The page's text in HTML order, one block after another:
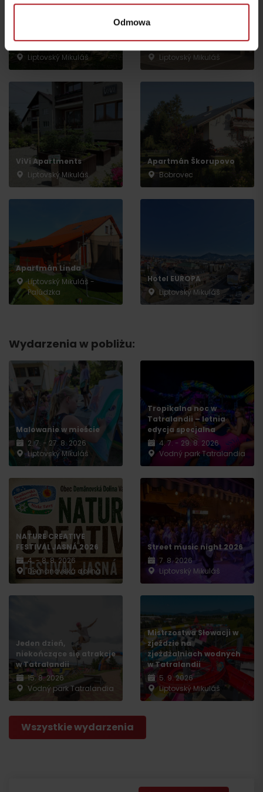
Odmowa
Privát Horička
Liptovský Mikuláš
Penzión AJDA
Liptovský Mikuláš
ViVi Apartments
Liptovský Mikuláš
Apartmán Škorupovo
Bobrovec
Apartmán Linda
Liptovský Mikuláš -
Palúdzka
Hotel EUROPA
Liptovský Mikuláš
Wydarzenia w pobliżu:
Malowanie w mieście
2. 7. - 27. 8. 2026
Liptovský Mikuláš
Tropikalna noc w
Tatralandii – letnia
edycja specjalna
4. 7. - 29. 8. 2026
Vodný park Tatralandia
NATURE CREATIVE
FESTIVAL JASNÁ 2026
4. - 8. 8. 2026
Demänovská dolina
Street music night 2026
7. 8. 2026
Liptovský Mikuláš
Jeden dzień,
niekończące się atrakcje
w Tatralandii
15. 8. 2026
Vodný park Tatralandia
Mistrzostwa Słowacji w
zjeździe na
zjeżdżalniach wodnych
w Tatralandii
5. 9. 2026
Liptovský Mikuláš
Wszystkie wydarzenia
Wyjazd